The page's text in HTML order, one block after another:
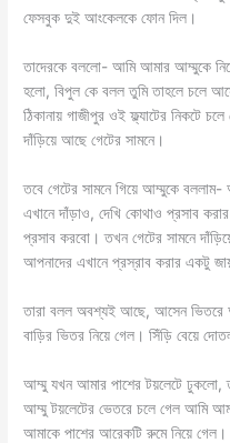
ফেসবুক দুই আংকেলকে ফোন দিল।
তাদেরকে বললো- আমি আমার আম্মুকে
হলো, বিপুল কে বলল তুমি তাহলে চলে
ঠিকানায় গাজীপুর ওই ফ্ল্যাটের নিকটে
দাঁড়িয়ে আছে গেটের সামনে।
তবে গেটের সামনে গিয়ে আম্মুকে
এখানে দাঁড়াও, দেখি কোথাও প্রসাব
প্রসাব করবো। তখন গেটের সামনে
আপনাদের এখানে প্রস্রাব করার একটু
তারা বলল অবশ্যই আছে, আসেন
বাড়ির ভিতর নিয়ে গেল। সিঁড়ি বেয়ে
আম্মু যখন আমার পাশের টয়লেটে ঢুকলো,
আম্মু টয়লেটের ভেতরে চলে গেল আমি
আমাকে পাশের আরেকটি রুমে নিয়ে গেল।